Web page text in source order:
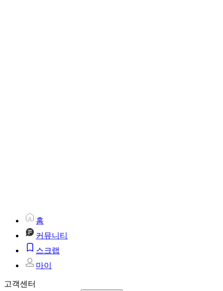
홈
커뮤니티
스크랩
마이
고객센터